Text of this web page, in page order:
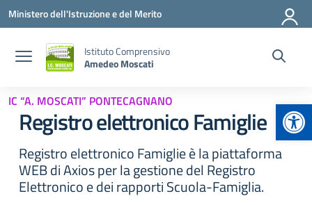
Vai ai contenuti
Vai al menu di navigazione
Vai al footer
Ministero dell'Istruzione e del Merito
Istituto Comprensivo
Amedeo Moscati
IC “A. MOSCATI” PONTECAGNANO
Registro elettronico Famiglie
Registro elettronico Famiglie è la piattaforma
WEB di Axios per la gestione del Registro
Elettronico e dei rapporti Scuola-Famiglia.